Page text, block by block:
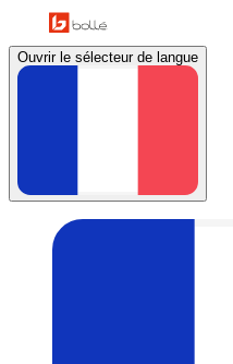
Ouvrir le sélecteur de langue